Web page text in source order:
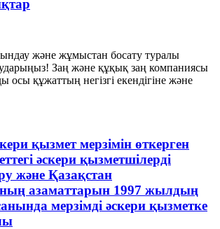
және жұмыстан босату туралы
Заң және құқық заң компаниясы
осы құжаттың негізгі екендігіне және
қызмет мерзiмiн өткерген
әскери қызметшiлердi
және Қазақстан
азаматтарын 1997 жылдың
мерзiмдi әскери қызметке